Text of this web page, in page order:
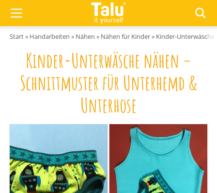
Start» Handarbeiten » Nähen » Nähen für Kinder» Kinder-
Kinder-Unterwäsche nähen –
Schnittmuster für Unterhemd &
Unterhose